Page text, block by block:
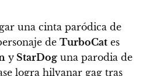
una cinta paródica de
de TurboCat es
y StarDog una parodia de
logra hilvanar gag tras